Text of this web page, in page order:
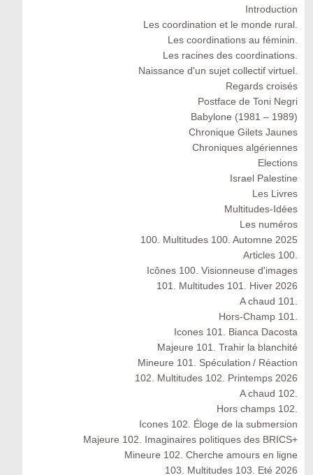
Introduction
Les coordination et le monde rural.
Les coordinations au féminin.
Les racines des coordinations.
Naissance d'un sujet collectif virtuel.
Regards croisés
Postface de Toni Negri
Babylone (1981 – 1989)
Chronique Gilets Jaunes
Chroniques algériennes
Elections
Israel Palestine
Les Livres
Multitudes-Idées
Les numéros
100. Multitudes 100. Automne 2025
Articles 100.
Icônes 100. Visionneuse d'images
101. Multitudes 101. Hiver 2026
A chaud 101.
Hors-Champ 101.
Icones 101. Bianca Dacosta
Majeure 101. Trahir la blanchité
Mineure 101. Spéculation / Réaction
102. Multitudes 102. Printemps 2026
A chaud 102.
Hors champs 102.
Icones 102. Éloge de la submersion
Majeure 102. Imaginaires politiques des BRICS+
Mineure 102. Cherche amours en ligne
103. Multitudes 103. Eté 2026